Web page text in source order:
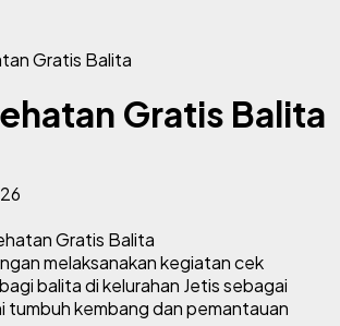
Gratis Balita
Gratis Balita
melaksanakan kegiatan cek
balita di kelurahan Jetis sebagai
tumbuh kembang dan pemantauan